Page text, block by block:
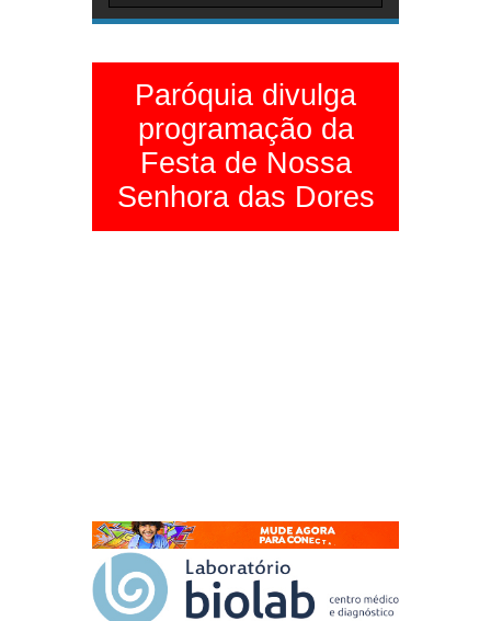
Paróquia divulga
programação da
Festa de Nossa
Senhora das Dores